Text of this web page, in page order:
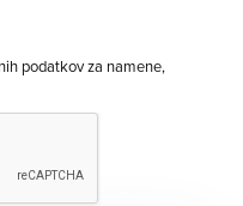
podatkov za namene,